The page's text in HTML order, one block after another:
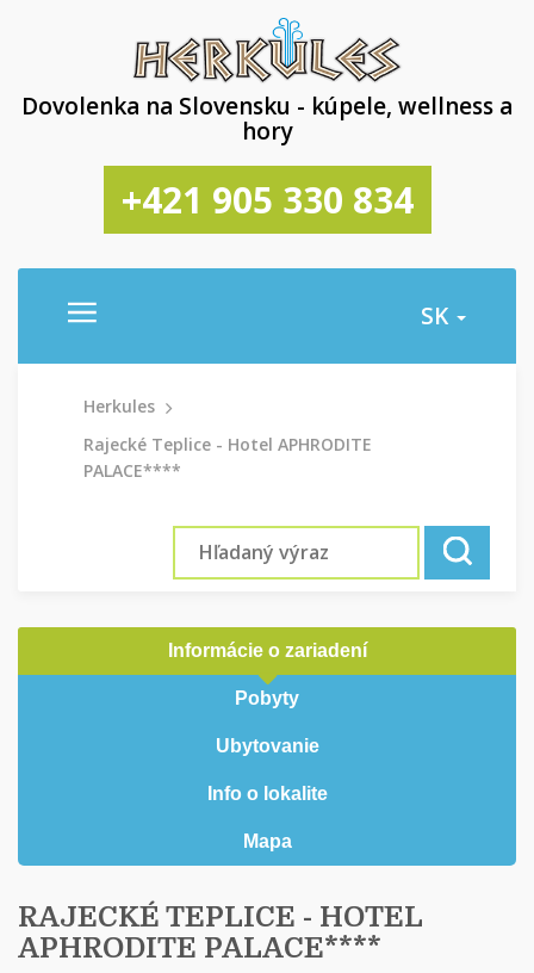
Dovolenka na Slovensku - kúpele, wellness a
hory
+421 905 330 834
SK
Herkules
Rajecké Teplice - Hotel APHRODITE
PALACE****
Informácie o zariadení
Pobyty
Ubytovanie
Info o lokalite
Mapa
RAJECKÉ TEPLICE - HOTEL
APHRODITE PALACE****